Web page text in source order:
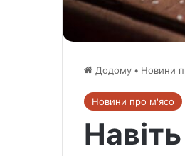
Додому • Новини
Новини про м'ясо